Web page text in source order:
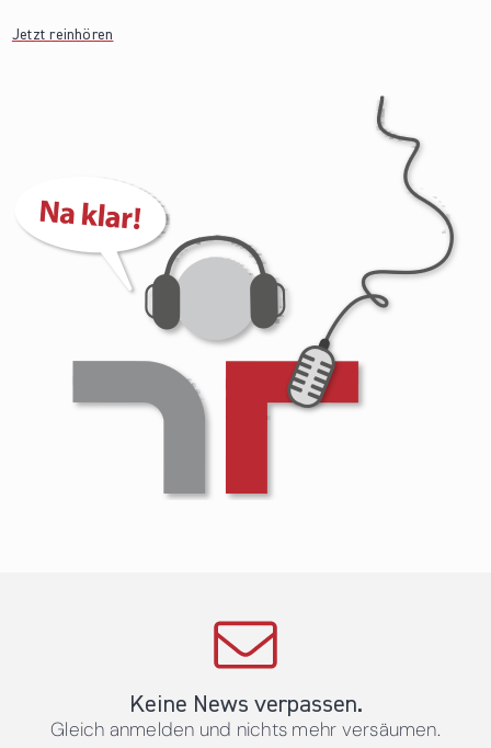
Jetzt reinhören
Keine News verpassen.
Gleich anmelden und nichts mehr versäumen.